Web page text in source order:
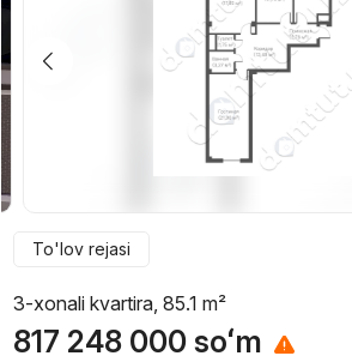
To'lov rejasi
3-xonali kvartira, 85.1 m²
817 248 000 soʻm